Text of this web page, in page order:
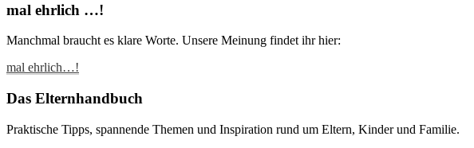
mal ehrlich …!
Manchmal braucht es klare Worte. Unsere Meinung findet ihr hier:
mal ehrlich…!
Das Elternhandbuch
Praktische Tipps, spannende Themen und Inspiration rund um Eltern, Kinder und Familie.